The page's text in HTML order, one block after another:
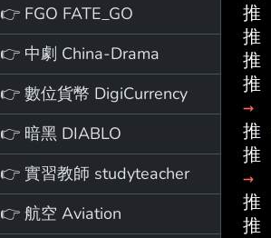
👉 FGO FATE_GO
👉 中劇 China-Drama
👉 數位貨幣 DigiCurrency
👉 暗黑 DIABLO
👉 實習教師 studyteacher
👉 航空 Aviation
推
推
推
推
→
推
推
→
推
推